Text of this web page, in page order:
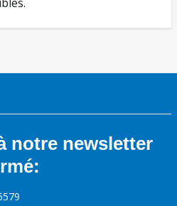
notre newsletter